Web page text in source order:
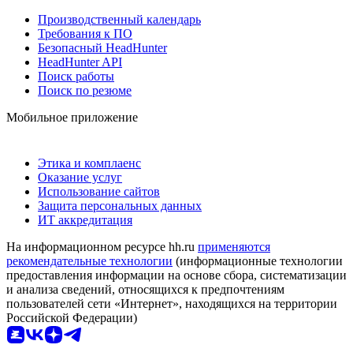
Производственный календарь
Требования к ПО
Безопасный HeadHunter
HeadHunter API
Поиск работы
Поиск по резюме
Мобильное приложение
Этика и комплаенс
Оказание услуг
Использование сайтов
Защита персональных данных
ИТ аккредитация
На информационном ресурсе hh.ru применяются
рекомендательные технологии (информационные технологии
предоставления информации на основе сбора, систематизации
и анализа сведений, относящихся к предпочтениям
пользователей сети «Интернет», находящихся на территории
Российской Федерации)